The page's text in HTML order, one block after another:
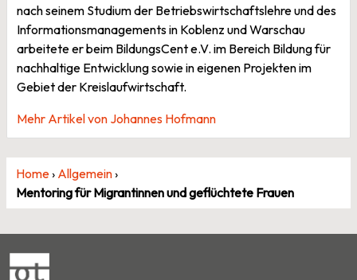
nach seinem Studium der Betriebswirtschaftslehre und des
Informationsmanagements in Koblenz und Warschau
arbeitete er beim BildungsCent e.V. im Bereich Bildung für
nachhaltige Entwicklung sowie in eigenen Projekten im
Gebiet der Kreislaufwirtschaft.
Mehr Artikel von Johannes Hofmann
Home› Allgemein›
Mentoring für Migrantinnen und geflüchtete Frauen